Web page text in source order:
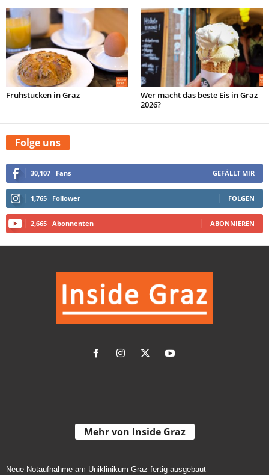
Frühstücken in Graz
Wer macht das beste Eis in Graz
2026?
Folge uns
30,107 Fans GEFÄLLT MIR
1,765 Follower FOLGEN
2,665 Abonnenten ABONNIEREN
Mehr von Inside Graz
Neue Notaufnahme am Uniklinikum Graz fertig ausgebaut